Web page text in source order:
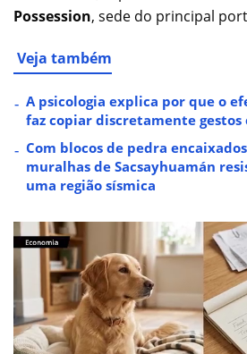
Possession, sede do principal
Veja também
A psicologia explica por que o
faz copiar discretamente gestos
Com blocos de pedra
muralhas de Sacsayhuamán
uma região sísmica